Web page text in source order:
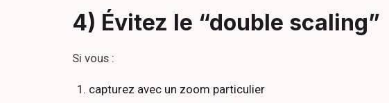
4) Évitez le “double scaling”
Si vous :
capturez avec un zoom particulier